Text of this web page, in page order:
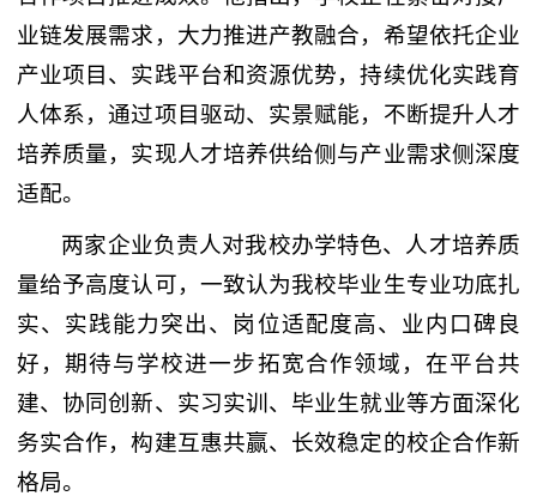
业链发展需求，大力推进产教融合，希望依托企业
产业项目、实践平台和资源优势，持续优化实践育
人体系，通过项目驱动、实景赋能，不断提升人才
培养质量，实现人才培养供给侧与产业需求侧深度
适配。
两家企业负责人对我校办学特色、人才培养质
量给予高度认可，一致认为我校毕业生专业功底扎
实、实践能力突出、岗位适配度高、业内口碑良
好，期待与学校进一步拓宽合作领域，在平台共
建、协同创新、实习实训、毕业生就业等方面深化
务实合作，构建互惠共赢、长效稳定的校企合作新
格局。